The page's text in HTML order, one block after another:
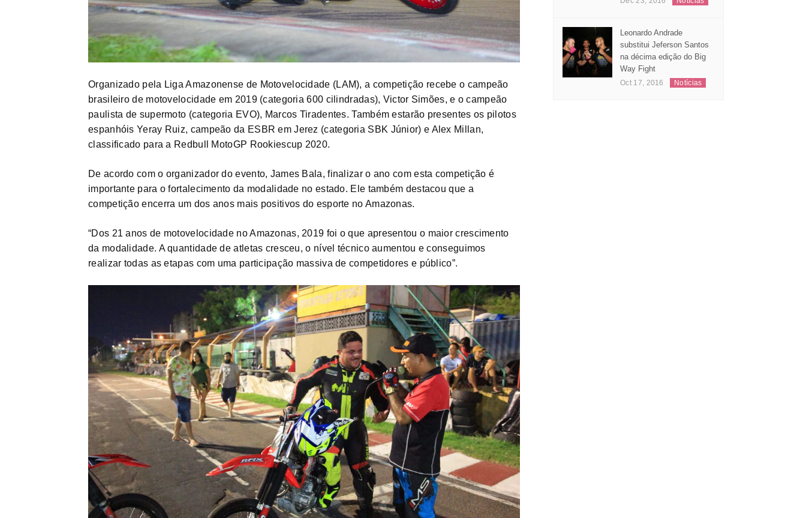
Organizado pela Liga Amazonense de Motovelocidade (LAM), a competição recebe o campeão
brasileiro de motovelocidade em 2019 (categoria 600 cilindradas), Victor Simões, e o campeão
paulista de supermoto (categoria EVO), Marcos Tiradentes. Também estarão presentes os pilotos
espanhóis Yeray Ruiz, campeão da ESBR em Jerez (categoria SBK Júnior) e Alex Millan,
classificado para a Redbull MotoGP Rookiescup 2020.
De acordo com o organizador do evento, James Bala, finalizar o ano com esta competição é
importante para o fortalecimento da modalidade no estado. Ele também destacou que a
competição encerra um dos anos mais positivos do esporte no Amazonas.
“Dos 21 anos de motovelocidade no Amazonas, 2019 foi o que apresentou o maior crescimento
da modalidade. A quantidade de atletas cresceu, o nível técnico aumentou e conseguimos
realizar todas as etapas com uma participação massiva de competidores e público”.
Dec 23, 2016 Notícias
Leonardo Andrade
substitui Jeferson Santos
na décima edição do Big